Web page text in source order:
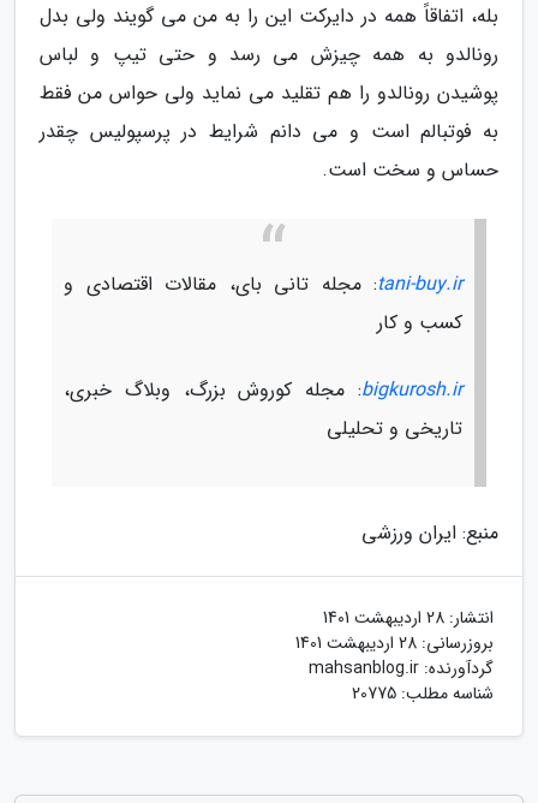
بله، اتفاقاً همه در دایرکت این را به من می گویند ولی بدل
رونالدو به همه چیزش می رسد و حتی تیپ و لباس
پوشیدن رونالدو را هم تقلید می نماید ولی حواس من فقط
به فوتبالم است و می دانم شرایط در پرسپولیس چقدر
حساس و سخت است.
tani-buy.ir: مجله تانی بای، مقالات اقتصادی و
کسب و کار
bigkurosh.ir: مجله کوروش بزرگ، وبلاگ خبری،
تاریخی و تحلیلی
منبع: ایران ورزشی
انتشار: 28 اردیبهشت 1401
بروزرسانی: 28 اردیبهشت 1401
گردآورنده: mahsanblog.ir
شناسه مطلب: 20775